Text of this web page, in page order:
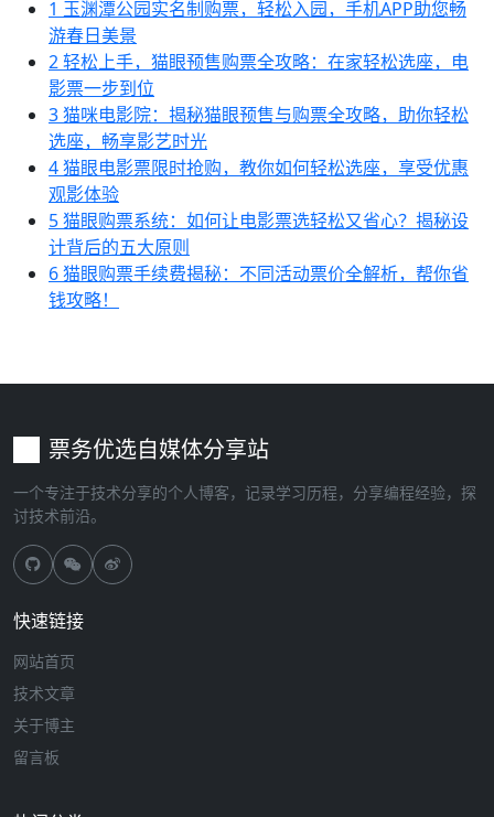
1 玉渊潭公园实名制购票，轻松入园，手机APP助您畅
游春日美景
2轻松上手，猫眼预售购票全攻略：在家轻松选座，电
影票一步到位
3猫咪电影院：揭秘猫眼预售与购票全攻略，助你轻松
选座，畅享影艺时光
4猫眼电影票限时抢购，教你如何轻松选座，享受优惠
观影体验
5猫眼购票系统：如何让电影票选轻松又省心？揭秘设
计背后的五大原则
6猫眼购票手续费揭秘：不同活动票价全解析，帮你省
钱攻略！
票务优选自媒体分享站
一个专注于技术分享的个人博客，记录学习历程，分享编程经验，探
讨技术前沿。
快速链接
网站首页
技术文章
关于博主
留言板